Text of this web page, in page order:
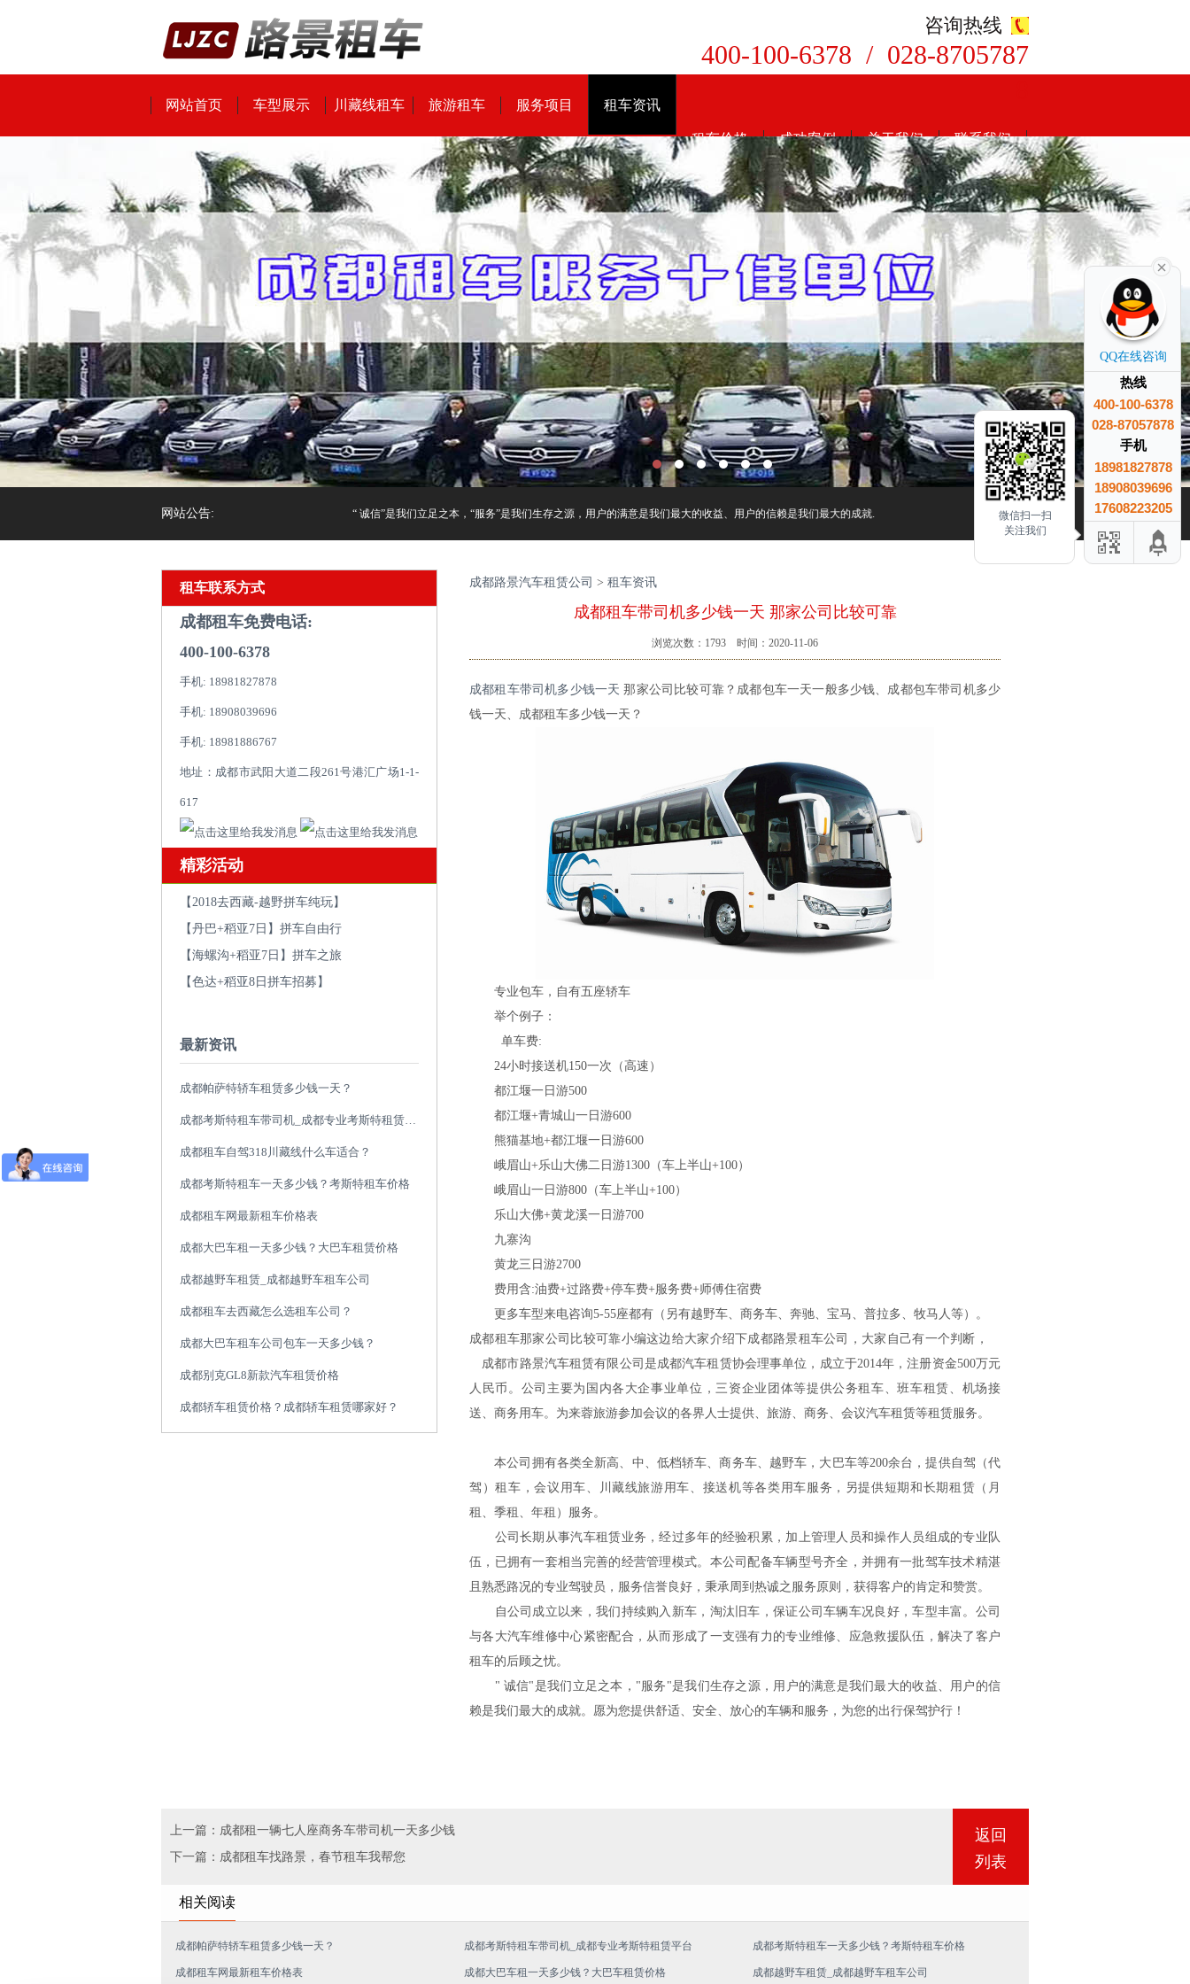
咨询热线
400-100-6378 / 028-8705787
网站首页 车型展示 川藏线租车 旅游租车 服务项目 租车资讯
租车价格 成功案例 关于我们 联系我们
网站公告: “ 诚信”是我们立足之本，“服务”是我们生存之源，用户的满意是我们最大的收益、用户的信赖是我们最大的成就.
租车联系方式
成都租车免费电话:
400-100-6378
手机: 18981827878
手机: 18908039696
手机: 18981886767
地址：成都市武阳大道二段261号港汇广场1-1-
617
精彩活动
【2018去西藏-越野拼车纯玩】
【丹巴+稻亚7日】拼车自由行
【海螺沟+稻亚7日】拼车之旅
【色达+稻亚8日拼车招募】
最新资讯
成都帕萨特轿车租赁多少钱一天？
成都考斯特租车带司机_成都专业考斯特租赁平台
成都租车自驾318川藏线什么车适合？
成都考斯特租车一天多少钱？考斯特租车价格
成都租车网最新租车价格表
成都大巴车租一天多少钱？大巴车租赁价格
成都越野车租赁_成都越野车租车公司
成都租车去西藏怎么选租车公司？
成都大巴车租车公司包车一天多少钱？
成都别克GL8新款汽车租赁价格
成都轿车租赁价格？成都轿车租赁哪家好？
成都路景汽车租赁公司 > 租车资讯
成都租车带司机多少钱一天 那家公司比较可靠
浏览次数： 1793 时间：2020-11-06
成都租车带司机多少钱一天 那家公司比较可靠？成都包车一天一般多少钱、成都包车带司机多少
钱一天、成都租车多少钱一天？
专业包车，自有五座轿车
举个例子：
单车费:
24小时接送机150一次（高速）
都江堰一日游500
都江堰+青城山一日游600
熊猫基地+都江堰一日游600
峨眉山+乐山大佛二日游1300（车上半山+100）
峨眉山一日游800（车上半山+100）
乐山大佛+黄龙溪一日游700
九寨沟
黄龙三日游2700
费用含:油费+过路费+停车费+服务费+师傅住宿费
更多车型来电咨询5-55座都有（另有越野车、商务车、奔驰、宝马、普拉多、牧马人等）。
成都租车那家公司比较可靠小编这边给大家介绍下成都路景租车公司，大家自己有一个判断，
成都市路景汽车租赁有限公司是成都汽车租赁协会理事单位，成立于2014年，注册资金500万元
人民币。公司主要为国内各大企事业单位，三资企业团体等提供公务租车、班车租赁、机场接
送、商务用车。为来蓉旅游参加会议的各界人士提供、旅游、商务、会议汽车租赁等租赁服务。
本公司拥有各类全新高、中、低档轿车、商务车、越野车，大巴车等200余台，提供自驾（代
驾）租车，会议用车、川藏线旅游用车、接送机等各类用车服务，另提供短期和长期租赁（月
租、季租、年租）服务。
公司长期从事汽车租赁业务，经过多年的经验积累，加上管理人员和操作人员组成的专业队
伍，已拥有一套相当完善的经营管理模式。本公司配备车辆型号齐全，并拥有一批驾车技术精湛
且熟悉路况的专业驾驶员，服务信誉良好，秉承周到热诚之服务原则，获得客户的肯定和赞赏。
自公司成立以来，我们持续购入新车，淘汰旧车，保证公司车辆车况良好，车型丰富。公司
与各大汽车维修中心紧密配合，从而形成了一支强有力的专业维修、应急救援队伍，解决了客户
租车的后顾之忧。
" 诚信"是我们立足之本，"服务"是我们生存之源，用户的满意是我们最大的收益、用户的信
赖是我们最大的成就。愿为您提供舒适、安全、放心的车辆和服务，为您的出行保驾护行！
上一篇：成都租一辆七人座商务车带司机一天多少钱
下一篇：成都租车找路景，春节租车我帮您
返回
列表
相关阅读
成都帕萨特轿车租赁多少钱一天？ 成都考斯特租车带司机_成都专业考斯特租赁平台 成都考斯特租车一天多少钱？考斯特租车价格
成都租车网最新租车价格表 成都大巴车租一天多少钱？大巴车租赁价格 成都越野车租赁_成都越野车租车公司
QQ在线咨询
热线
400-100-6378
028-87057878
手机
18981827878
18908039696
17608223205
微信扫一扫
关注我们